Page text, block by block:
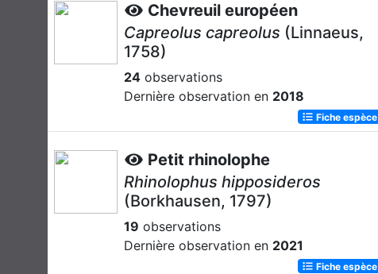
Chevreuil européen
Capreolus capreolus (Linnaeus,
1758)
24 observations
Dernière observation en 2018
Fiche espèce
Petit rhinolophe
Rhinolophus hipposideros
(Borkhausen, 1797)
19 observations
Dernière observation en 2021
Fiche espèce